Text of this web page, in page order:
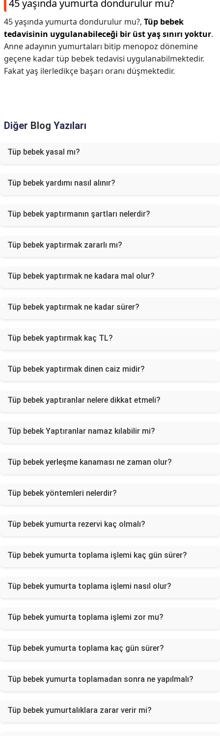
45 yaşında yumurta dondurulur mu?
45 yaşında yumurta dondurulur mu?, Tüp bebek
tedavisinin uygulanabileceği bir üst yaş sınırı yoktur.
Anne adayının yumurtaları bitip menopoz dönemine
geçene kadar tüp bebek tedavisi uygulanabilmektedir.
Fakat yaş ilerledikçe başarı oranı düşmektedir.
Diğer Blog Yazıları
Tüp bebek yasal mı?
Tüp bebek yardımı nasıl alınır?
Tüp bebek yaptırmanın şartları nelerdir?
Tüp bebek yaptırmak zararlı mı?
Tüp bebek yaptırmak ne kadara mal olur?
Tüp bebek yaptırmak ne kadar sürer?
Tüp bebek yaptırmak kaç TL?
Tüp bebek yaptırmak dinen caiz midir?
Tüp bebek yaptıranlar nelere dikkat etmeli?
Tüp bebek Yaptıranlar namaz kılabilir mi?
Tüp bebek yerleşme kanaması ne zaman olur?
Tüp bebek yöntemleri nelerdir?
Tüp bebek yumurta rezervi kaç olmalı?
Tüp bebek yumurta toplama işlemi kaç gün sürer?
Tüp bebek yumurta toplama işlemi nasıl olur?
Tüp bebek yumurta toplama işlemi zor mu?
Tüp bebek yumurta toplama kaç gün sürer?
Tüp bebek yumurta toplamadan sonra ne yapılmalı?
Tüp bebek yumurtalıklara zarar verir mi?